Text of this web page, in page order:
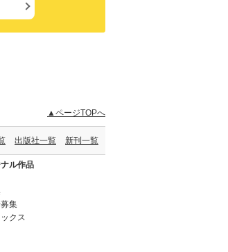
▲ページTOPへ
出版社一覧 新刊一覧
ル作品
集
クス